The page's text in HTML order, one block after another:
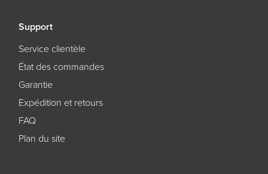
Support
Service clientèle
État des commandes
Garantie
Expédition et retours
FAQ
Plan du site